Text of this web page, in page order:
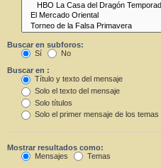
Buscar en subforos:
Sí
No
Buscar en :
Título y texto del mensaje
Solo el texto del mensaje
Solo títulos
Solo el primer mensaje de los temas
Mostrar resultados como:
Mensajes
Temas